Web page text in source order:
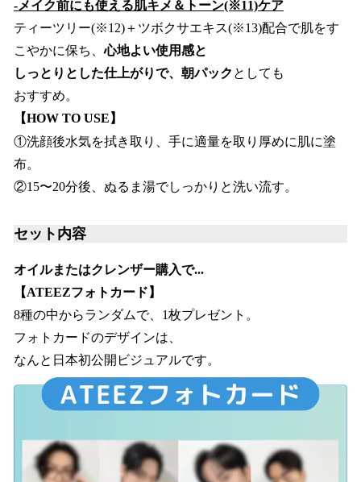
-メイク前にも使える肌キメ＆トーン(※11)ケア
ティーツリー(※12)＋ツボクサエキス(※13)配合で肌をす
こやかに保ち、心地よい使用感と
しっとりとした仕上がりで、朝パック としても
おすすめ。
【HOW TO USE】
①洗顔後水気を拭き取り、手に適量を取り厚めに肌に塗
布。
②15〜20分後、ぬるま湯でしっかりと洗い流す。
セット内容
オイルまたはクレンザー購入で...
【ATEEZフォトカード】
8種の中からランダムで、1枚プレゼント。
フォトカードのデザインは、
なんと日本初公開ビジュアルです。